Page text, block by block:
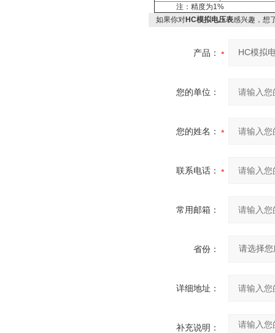
注：精度为1%
如果你对HC模拟电压表感兴趣，想
产品：
您的单位：
您的姓名：
联系电话：
常用邮箱：
省份：
详细地址：
补充说明：